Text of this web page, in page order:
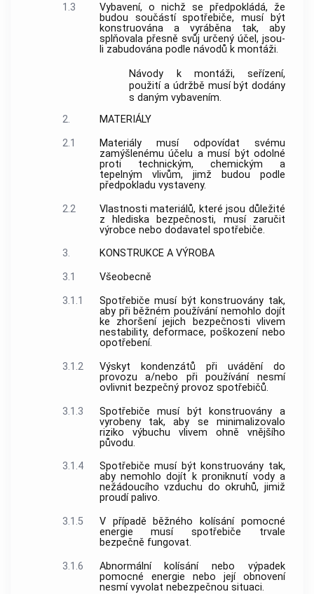
1.3
Vybavení, o nichž se předpokládá, že
budou součástí spotřebiče, musí být
konstruována a vyráběna tak, aby
splňovala přesně svůj určený účel, jsou-
li zabudována podle návodů k montáži.
Návody k montáži, seřízení,
použití a údržbě musí být dodány
s daným vybavením.
2.
MATERIÁLY
2.1
Materiály musí odpovídat svému
zamýšlenému účelu a musí být odolné
proti technickým, chemickým a
tepelným vlivům, jimž budou podle
předpokladu vystaveny.
2.2
Vlastnosti materiálů, které jsou důležité
z hlediska bezpečnosti, musí zaručit
výrobce nebo dodavatel spotřebiče.
3.
KONSTRUKCE A VÝROBA
3.1
Všeobecně
3.1.1
Spotřebiče musí být konstruovány tak,
aby při běžném používání nemohlo dojít
ke zhoršení jejich bezpečnosti vlivem
nestability, deformace, poškození nebo
opotřebení.
3.1.2
Výskyt kondenzátů při uvádění do
provozu a/nebo při používání nesmí
ovlivnit bezpečný provoz spotřebičů.
3.1.3
Spotřebiče musí být konstruovány a
vyrobeny tak, aby se minimalizovalo
riziko výbuchu vlivem ohně vnějšího
původu.
3.1.4
Spotřebiče musí být konstruovány tak,
aby nemohlo dojít k proniknutí vody a
nežádoucího vzduchu do okruhů, jimiž
proudí palivo.
3.1.5
V případě běžného kolísání pomocné
energie musí spotřebiče trvale
bezpečně fungovat.
3.1.6
Abnormální kolísání nebo výpadek
pomocné energie nebo její obnovení
nesmí vyvolat nebezpečnou situaci.